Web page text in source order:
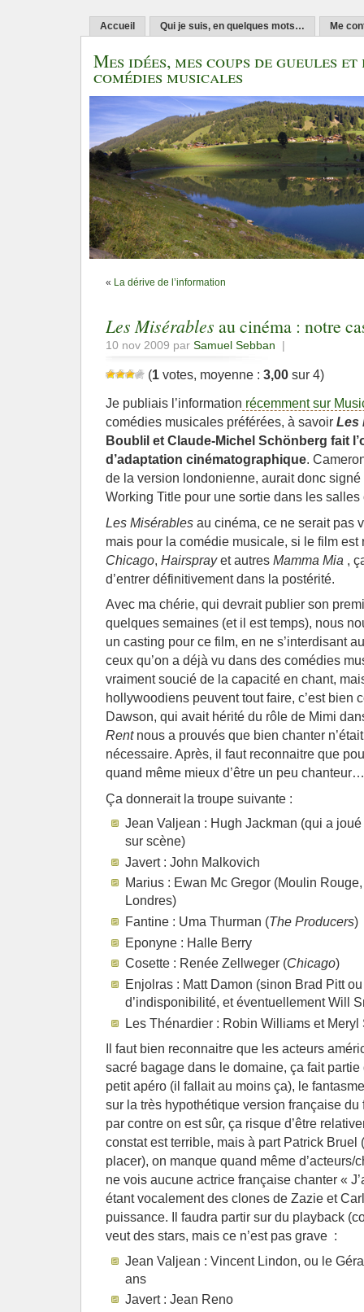
Accueil Qui je suis, en quelques mots… Me
Mes idées, mes coups de gueules et
comédies musicales
« La dérive de l’information
Les Misérables au cinéma : notre
10 nov 2009 par Samuel Sebban |
(1 votes, moyenne : 3,00 sur 4)
Je publiais l’information récemment sur
comédies musicales préférées, à savoir Les
Boublil et Claude-Michel Schönberg fait
d’adaptation cinématographique.
de la version londonienne, aurait donc
Working Title pour une sortie dans les salles
Les Misérables au cinéma, ce ne serait pas
mais pour la comédie musicale, si le film est
Chicago, Hairsprayet autres Mamma Mia ,
d’entrer définitivement dans la postérité.
Avec ma chérie, qui devrait publier son
quelques semaines (et il est temps), nous
un casting pour ce film, en ne s’interdisant
ceux qu’on a déjà vu dans des comédies
vraiment soucié de la capacité en chant,
hollywoodiens peuvent tout faire, c’est bien
Dawson, qui avait hérité du rôle de Mimi
Rentnous a prouvés que bien chanter
nécessaire. Après, il faut reconnaitre que
quand même mieux d’être un peu chanteur…
Ça donnerait la troupe suivante :
Jean Valjean : Hugh Jackman (qui a
sur scène)
Javert : John Malkovich
Marius : Ewan Mc Gregor (Moulin
Londres)
Fantine : Uma Thurman (The Producers)
Eponyne : Halle Berry
Cosette : Renée Zellweger (Chicago)
Enjolras : Matt Damon (sinon Brad Pitt
d’indisponibilité, et éventuellement Will
Les Thénardier : Robin Williams et Meryl
Il faut bien reconnaitre que les acteurs
sacré bagage dans le domaine, ça fait
petit apéro (il fallait au moins ça), le
sur la très hypothétique version française
par contre on est sûr, ça risque d’être
constat est terrible, mais à part Patrick Bruel
placer), on manque quand même
ne vois aucune actrice française chanter «
étant vocalement des clones de Zazie et
puissance. Il faudra partir sur du playback
veut des stars, mais ce n’est pas grave :
Jean Valjean : Vincent Lindon, ou le
ans
Javert : Jean Reno